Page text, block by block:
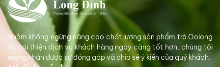
Nhằm không ngừng nâng cao chất lượng sản phẩm trà Oolong
và cải thiện dịch vụ khách hàng ngày càng tốt hơn, chúng tôi
mong nhận được sự đóng góp và chia sẻ ý kiến của quý khách.